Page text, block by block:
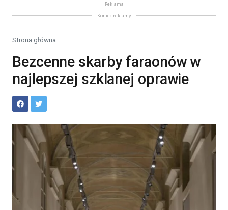
Reklama
Koniec reklamy
Strona główna
Bezcenne skarby faraonów w
najlepszej szklanej oprawie